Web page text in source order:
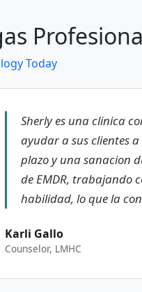
Today
Sherly es una clinica
ayudar a sus clientes
plazo y una sanacion
de EMDR, trabajando
habilidad, lo que la
Karli Gallo
Counselor, LMHC